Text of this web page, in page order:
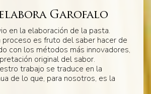
elabora Garofalo
en la elaboración de la pasta.
proceso es fruto del saber hacer de
con los métodos más innovadores,
original del sabor.
trabajo se traduce en la
de lo que, para nosotros, es la